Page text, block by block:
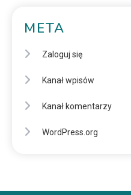
META
Zaloguj się
Kanał wpisów
Kanał komentarzy
WordPress.org